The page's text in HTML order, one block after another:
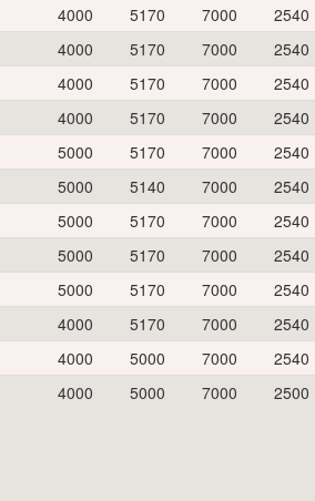
4000 5170 7000
2540
4000 5170 7000
2540
4000 5170 7000
2540
4000 5170 7000
2540
5000 5170 7000
2540
5000 5140 7000
2540
5000 5170 7000
2540
5000 5170 7000
2540
5000 5170 7000
2540
4000 5170 7000
2540
4000 5000 7000
2540
4000 5000 7000 2500